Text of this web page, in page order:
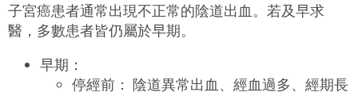
子宮癌患者通常出現不正常的陰道出血。若及早求
醫，多數患者皆仍屬於早期。
早期：
停經前： 陰道異常出血、經血過多、經期長